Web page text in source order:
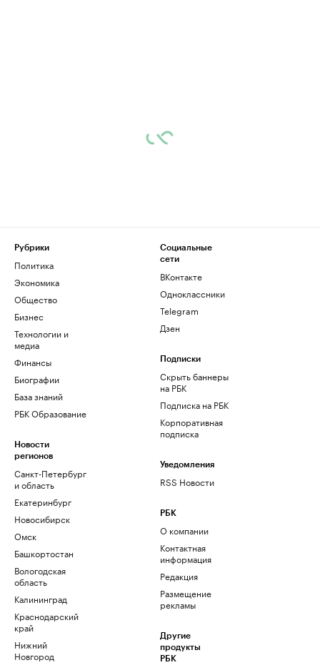
Рубрики
Политика
Экономика
Общество
Бизнес
Технологии и
медиа
Финансы
Биографии
База знаний
РБК Образование
Новости
регионов
Санкт-Петербург
и область
Екатеринбург
Новосибирск
Омск
Башкортостан
Вологодская
область
Калининград
Краснодарский
край
Нижний
Новгород
Социальные
сети
ВКонтакте
Одноклассники
Telegram
Дзен
Подписки
Скрыть баннеры
на РБК
Подписка на РБК
Корпоративная
подписка
Уведомления
RSS Новости
РБК
О компании
Контактная
информация
Редакция
Размещение
рекламы
Другие
продукты
РБК